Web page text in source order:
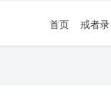
首页 戒者录